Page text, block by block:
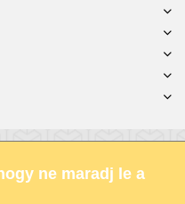
ne maradj le a